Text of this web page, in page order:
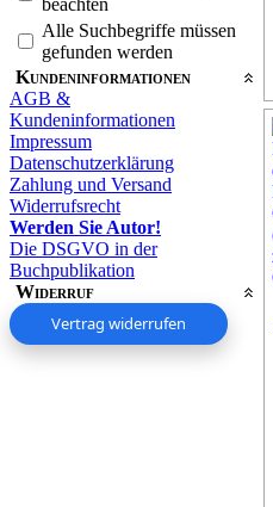
beachten
Alle Suchbegriffe müssen
gefunden werden
Kundeninformationen
AGB &
Kundeninformationen
Impressum
Datenschutzerklärung
Zahlung und Versand
Widerrufsrecht
Werden Sie Autor!
Die DSGVO in der
Buchpublikation
Widerruf
Vertrag widerrufen